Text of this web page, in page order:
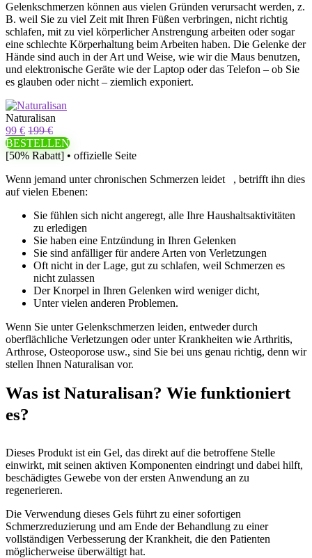
Gelenkschmerzen können aus vielen Gründen verursacht werden, z.
B. weil Sie zu viel Zeit mit Ihren Füßen verbringen, nicht richtig
schlafen, mit zu viel körperlicher Anstrengung arbeiten oder sogar
eine schlechte Körperhaltung beim Arbeiten haben. Die Gelenke der
Hände sind auch in der Art und Weise, wie wir die Maus benutzen,
und elektronische Geräte wie der Laptop oder das Telefon – ob Sie
es glauben oder nicht – ziemlich exponiert.
Naturalisan
99 € 199 €
BESTELLEN
[50% Rabatt] • offizielle Seite
Wenn jemand unterchronischen Schmerzen leidet , betrifft ihn dies
auf vielen Ebenen:
Sie fühlen sich nicht angeregt, alle Ihre Haushaltsaktivitäten
zu erledigen
Sie haben eine Entzündung in Ihren Gelenken
Sie sind anfälliger für andere Arten von Verletzungen
Oft nicht in der Lage, gut zu schlafen, weil Schmerzen es
nicht zulassen
Der Knorpel in Ihren Gelenken wird weniger dicht,
Unter vielen anderen Problemen.
Wenn Sie unter Gelenkschmerzen leiden, entweder durch
oberflächliche Verletzungen oder unter Krankheiten wie Arthritis,
Arthrose, Osteoporose usw., sind Sie bei uns genau richtig, denn wir
stellen Ihnen Naturalisan vor.
Was ist Naturalisan? Wie funktioniert
es?
Dieses Produkt ist ein Gel, das direkt auf die betroffene Stelle
einwirkt, mit seinen aktiven Komponenten eindringt und dabei hilft,
beschädigtes Gewebe von der ersten Anwendung an zu
regenerieren.
Die Verwendung dieses Gels führt zu einer sofortigen
Schmerzreduzierung und am Ende der Behandlung zu einer
vollständigen Verbesserung der Krankheit, die den Patienten
möglicherweise überwältigt hat.